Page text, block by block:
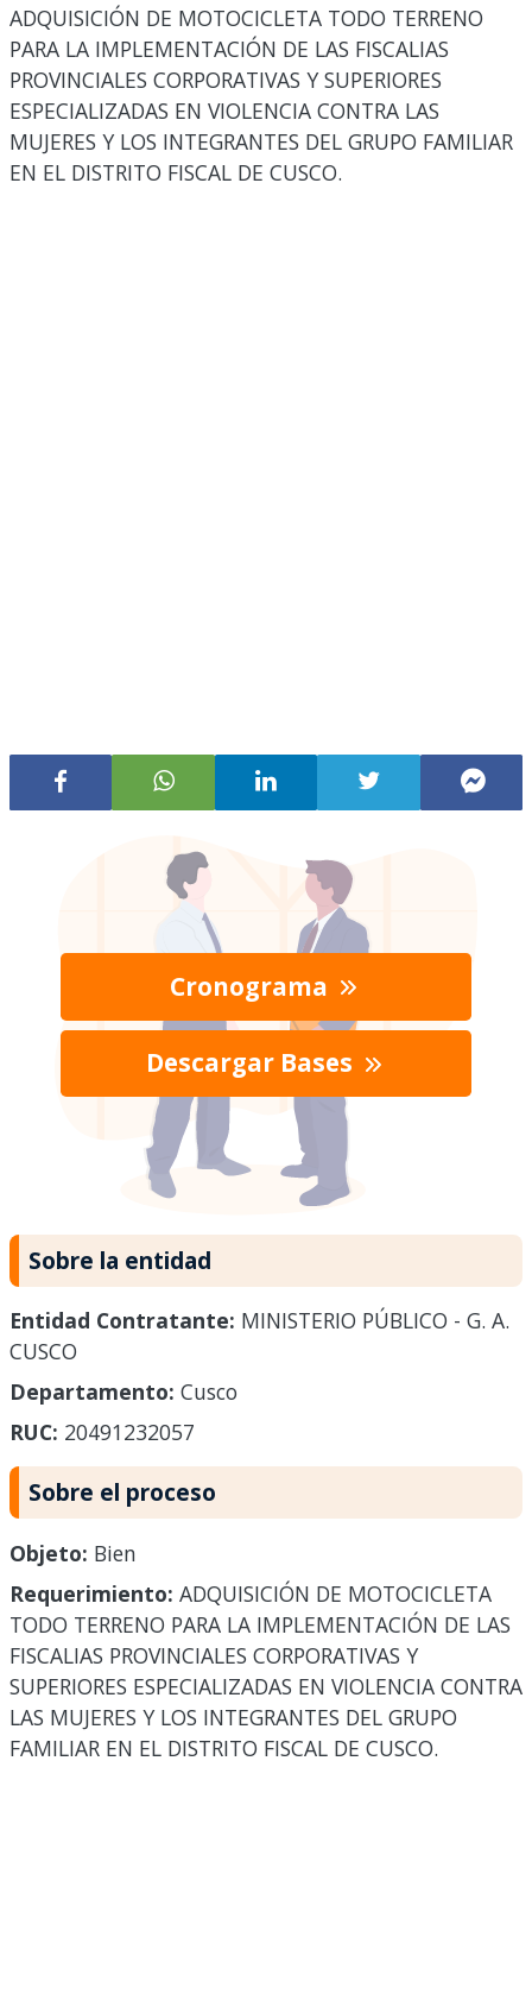
ADQUISICIÓN DE MOTOCICLETA TODO TERRENO
PARA LA IMPLEMENTACIÓN DE LAS FISCALIAS
PROVINCIALES CORPORATIVAS Y SUPERIORES
ESPECIALIZADAS EN VIOLENCIA CONTRA LAS
MUJERES Y LOS INTEGRANTES DEL GRUPO FAMILIAR
EN EL DISTRITO FISCAL DE CUSCO.
Cronograma
Descargar Bases
Sobre la entidad
Entidad Contratante: MINISTERIO PÚBLICO - G. A.
CUSCO
Departamento: Cusco
RUC: 20491232057
Sobre el proceso
Objeto: Bien
Requerimiento: ADQUISICIÓN DE MOTOCICLETA
TODO TERRENO PARA LA IMPLEMENTACIÓN DE LAS
FISCALIAS PROVINCIALES CORPORATIVAS Y
SUPERIORES ESPECIALIZADAS EN VIOLENCIA CONTRA
LAS MUJERES Y LOS INTEGRANTES DEL GRUPO
FAMILIAR EN EL DISTRITO FISCAL DE CUSCO.